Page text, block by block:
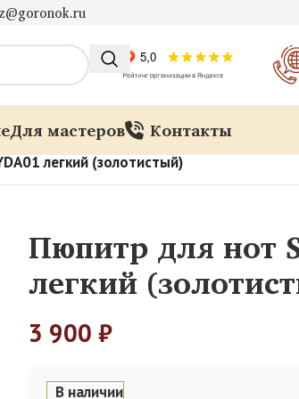
Для мастеров Контакты
легкий (золотистый)
Пюпитр для нот
легкий
3 900 ₽
В наличии